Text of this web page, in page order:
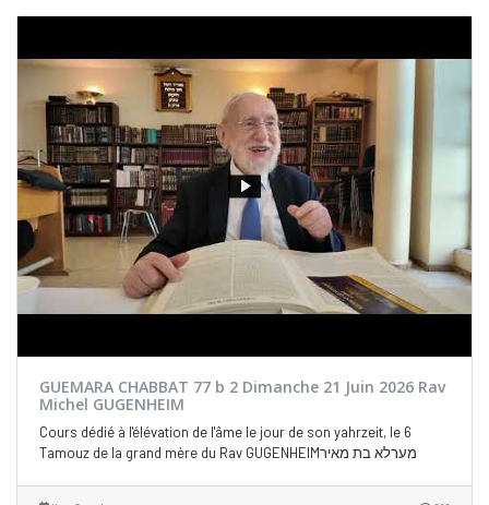
GUEMARA CHABBAT 77 b 2 Dimanche 21 Juin 2026 Rav
Michel GUGENHEIM
Cours dédié à l'élévation de l'âme le jour de son yahrzeit, le 6
Tamouz de la grand mère du Rav GUGENHEIMמערלא בת מאיר